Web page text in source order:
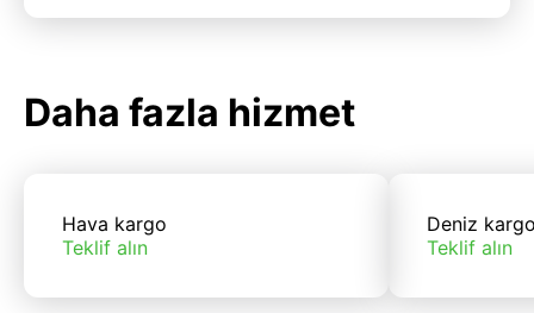
Daha fazla hizmet
Hava kargo
Teklif alın
Deniz
Teklif alın